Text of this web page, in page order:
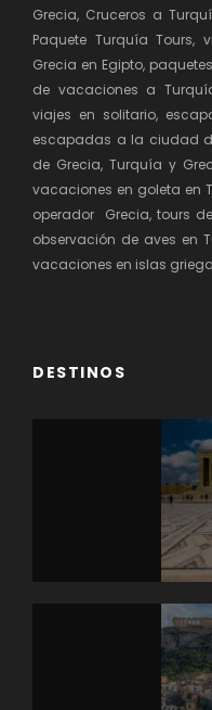
Grecia, Cruceros a
Paquete Turquía Tours,
Grecia en Egipto,
de vacaciones a
viajes en solitario,
escapadas a la ciudad
de Grecia, Turquía y
vacaciones en goleta en
operador Grecia, tours
observación de aves en
vacaciones en islas
DESTINOS